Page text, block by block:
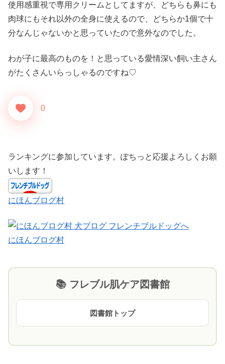
使用感重視で専用クリームとしてますが、どちらも鼻にも
肉球にもそれ以外の全身に使えるので、どちらか1個で十
分なんじゃないかと思っていたので意外なのでした。
わが子に最高のものを！と思っている愛情深い飼い主さん
がたくさんいらっしゃるのですね♡
0
ランキングに参加しています。ぽちっと応援よろしくお願
いします！
にほんブログ村
にほんブログ村
📚 フレブル肌ケア図書館
図書館トップ